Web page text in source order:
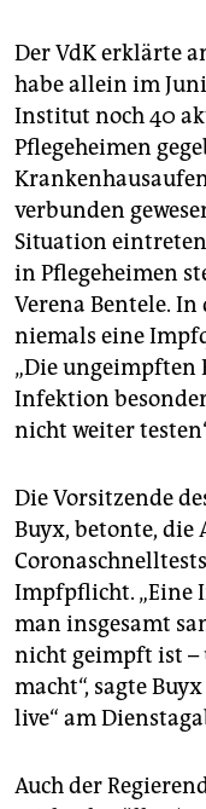
Der VdK erklärte
habe allein im
Institut noch 40
Pflegeheimen
verbunden
Situation
in Pflegeheimen
Verena Bentele.
niemals eine
„Die ungeimpften
Infektion
nicht weiter
Die Vorsitzende
Buyx, betonte, die
Impfpflicht. „Eine
man insgesamt
nicht geimpft ist –
macht“, sagte
live“ am
Auch der